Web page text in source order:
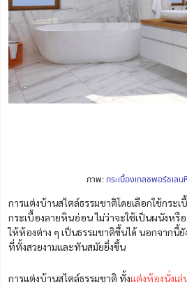
ภาพ:กระเบื้องเกลซพอร์ชเล
การแต่งบ้านสไตล์ธรรมชาติโดยเลือกใช้กระเ
กระเบื้องลายหินอ่อน ไม่ว่าจะใช้เป็นผนังหรื
ให้ห้องต่าง ๆ เป็นธรรมชาติขึ้นได้ นอกจากนี้ยั
ที่ทั้งสวยงามและทันสมัยยิ่งขึ้น
การแต่งบ้านสไตล์ธรรมชาติ ทั้งแต่งห้องนั่งเล่